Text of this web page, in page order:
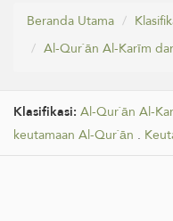
Beranda Utama
Al-Qur`ān Al-Karīm
Klasifikasi: Al-Qur`ān Al-
keutamaan Al-Qur`ān .